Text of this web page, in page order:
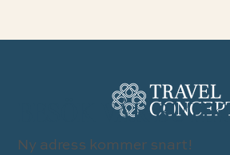
BESÖK VÅR BUTIK
Ny adress kommer snart!